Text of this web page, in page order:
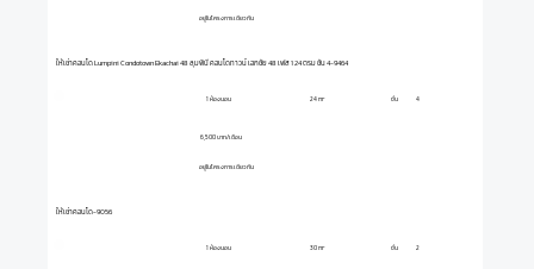
อยู่ในโครงการเดียวกัน
ให้เช่าคอนโด Lumpini Condotown Ekachai 48 ลุมพินี คอนโดทาวน์ เอกชัย 48 เฟส 1 24 ตรม ชั้น 4-9464
1 ห้องนอน
6,500 บาท/เดือน
ชั้น
24 m² 4
อยู่ในโครงการเดียวกัน
ให้เช่าคอนโด-9056
1 ห้องนอน ชั้น
30 m² 2